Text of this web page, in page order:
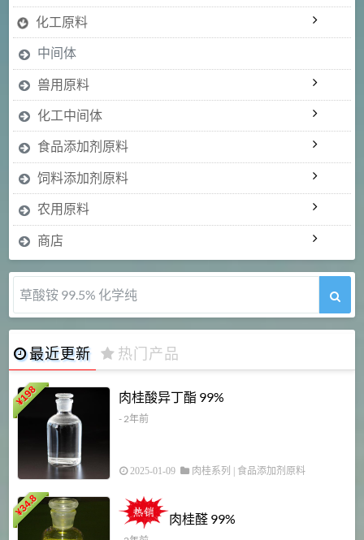
化工原料
中间体
兽用原料
化工中间体
食品添加剂原料
饲料添加剂原料
农用原料
商店
草酸铵 99.5% 化学纯
最近更新 热门产品
¥
198 肉桂酸异丁酯 99%
- 2年前
2025-01-09 肉桂系列 食品添加剂原料
¥
34.8
肉桂醛 99%